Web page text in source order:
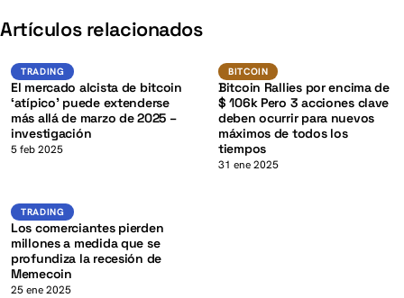
Artículos relacionados
TRADING K
TRADING
El mercado alcista de bitcoin
‘atípico’ puede extenderse
más allá de marzo de 2025 –
investigación
5 feb 2025
BITCOIN BTC
BITCOIN
Bitcoin Rallies por encima de
$ 106k Pero 3 acciones clave
deben ocurrir para nuevos
máximos de todos los
tiempos
31 ene 2025
Trading K
TRADING
Los comerciantes pierden
millones a medida que se
profundiza la recesión de
Memecoin
25 ene 2025